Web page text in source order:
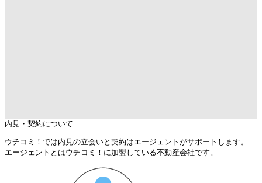
内見・契約について
ウチコミ！では内見の立会いと契約はエージェントがサポートします。
エージェントとはウチコミ！に加盟している不動産会社です。